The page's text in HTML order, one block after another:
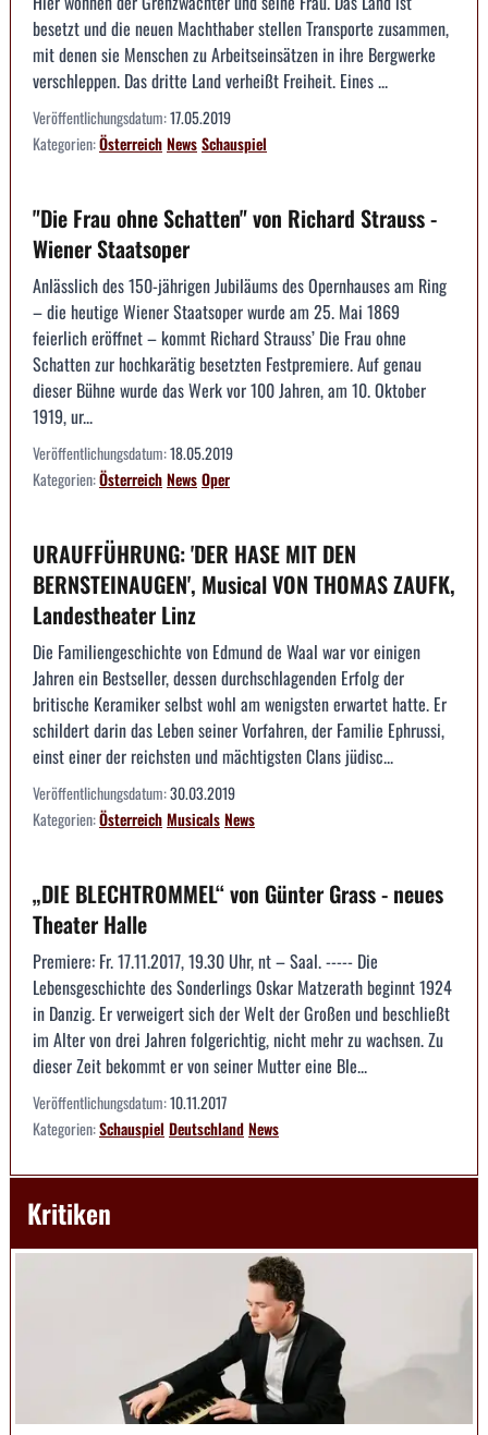
besetzt und die neuen Machthaber stellen Transporte zusammen,
mit denen sie Menschen zu Arbeitseinsätzen in ihre Bergwerke
verschleppen. Das dritte Land verheißt Freiheit. Eines ...
Veröffentlichungsdatum:17.05.2019
Kategorien:ÖsterreichNewsSchauspiel
"Die Frau ohne Schatten" von Richard Strauss -
Wiener Staatsoper
Anlässlich des 150-jährigen Jubiläums des Opernhauses am Ring
– die heutige Wiener Staatsoper wurde am 25. Mai 1869
feierlich eröffnet – kommt Richard Strauss’ Die Frau ohne
Schatten zur hochkarätig besetzten Festpremiere. Auf genau
dieser Bühne wurde das Werk vor 100 Jahren, am 10. Oktober
1919, ur...
Veröffentlichungsdatum:18.05.2019
Kategorien:ÖsterreichNewsOper
URAUFFÜHRUNG: 'DER HASE MIT DEN
BERNSTEINAUGEN', Musical VON THOMAS ZAUFK,
Landestheater Linz
Die Familiengeschichte von Edmund de Waal war vor einigen
Jahren ein Bestseller, dessen durchschlagenden Erfolg der
britische Keramiker selbst wohl am wenigsten erwartet hatte. Er
schildert darin das Leben seiner Vorfahren, der Familie Ephrussi,
einst einer der reichsten und mächtigsten Clans jüdisc...
Veröffentlichungsdatum:30.03.2019
Kategorien:ÖsterreichMusicalsNews
„DIE BLECHTROMMEL“ von Günter Grass - neues
Theater Halle
Premiere: Fr. 17.11.2017, 19.30 Uhr, nt – Saal. ----- Die
Lebensgeschichte des Sonderlings Oskar Matzerath beginnt 1924
in Danzig. Er verweigert sich der Welt der Großen und beschließt
im Alter von drei Jahren folgerichtig, nicht mehr zu wachsen. Zu
dieser Zeit bekommt er von seiner Mutter eine Ble...
Veröffentlichungsdatum:10.11.2017
Kategorien:Schauspiel DeutschlandNews
Kritiken